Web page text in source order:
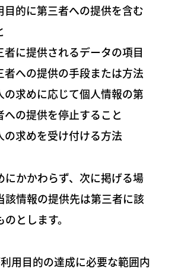
的に第三者への提供を含む
に提供されるデータの項目
への提供の手段または方法
求めに応じて個人情報の第
への提供を停止すること
求めを受け付ける方法
にかかわらず、次に掲げる場
該情報の提供先は第三者に該
とします。
用目的の達成に必要な範囲内